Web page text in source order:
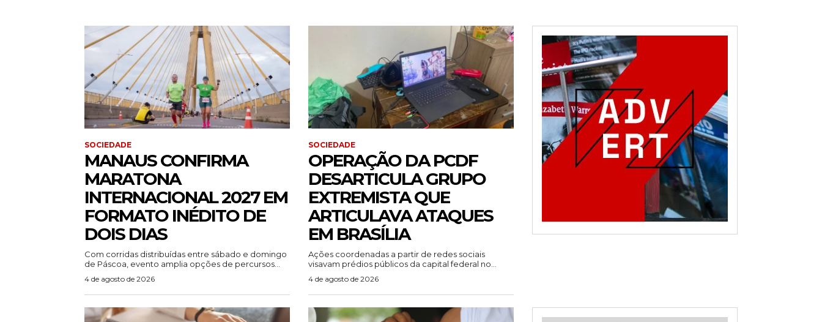
SOCIEDADE
MANAUS CONFIRMA
MARATONA
INTERNACIONAL 2027 EM
FORMATO INÉDITO DE
DOIS DIAS
Com corridas distribuídas entre sábado e domingo
de Páscoa, evento amplia opções de percursos...
4 de agosto de 2026
SOCIEDADE
OPERAÇÃO DA PCDF
DESARTICULA GRUPO
EXTREMISTA QUE
ARTICULAVA ATAQUES
EM BRASÍLIA
Ações coordenadas a partir de redes sociais
visavam prédios públicos da capital federal no...
4 de agosto de 2026